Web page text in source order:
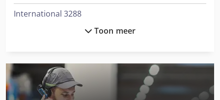
International 3288
International 453
International 533
Toon meer